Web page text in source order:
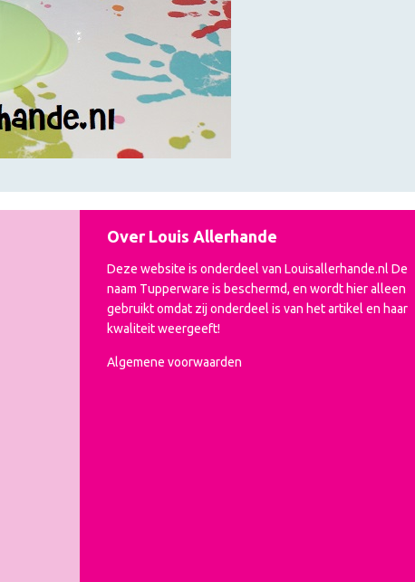
Over Louis Allerhande
Deze website is onderdeel van Louisallerhande.nl De
naam Tupperware is beschermd, en wordt hier alleen
gebruikt omdat zij onderdeel is van het artikel en haar
kwaliteit weergeeft!
Algemene voorwaarden